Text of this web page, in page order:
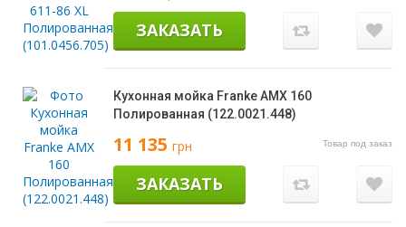
ЗАКАЗАТЬ
Кухонная мойка Franke AMX 160
Полированная (122.0021.448)
11 135 грн Товар под заказ
ЗАКАЗАТЬ